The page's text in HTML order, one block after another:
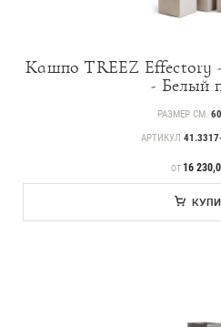
Кашпо TREEZ Effectory
- Белый
РАЗМЕР СМ.
АРТИКУЛ
ЦЕНА
ОТ 16